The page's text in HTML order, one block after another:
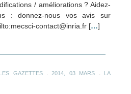
/ améliorations ? Aidez-
: donnez-nous vos avis sur
contact@inria.fr […]
GAZETTES.2014, 03 MARS
LA